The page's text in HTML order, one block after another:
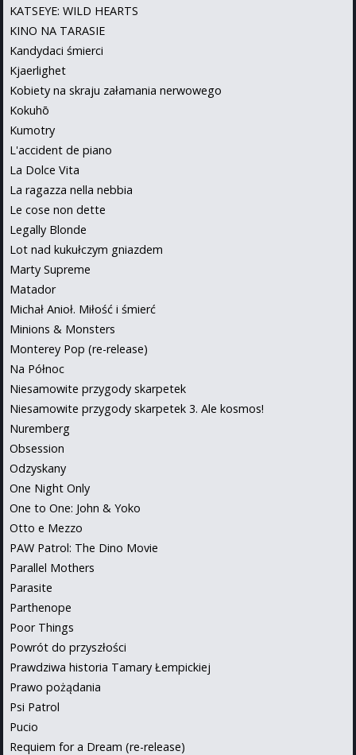
KATSEYE: WILD HEARTS
KINO NA TARASIE
Kandydaci śmierci
Kjaerlighet
Kobiety na skraju załamania nerwowego
Kokuhō
Kumotry
L'accident de piano
La Dolce Vita
La ragazza nella nebbia
Le cose non dette
Legally Blonde
Lot nad kukułczym gniazdem
Marty Supreme
Matador
Michał Anioł. Miłość i śmierć
Minions & Monsters
Monterey Pop (re-release)
Na Północ
Niesamowite przygody skarpetek
Niesamowite przygody skarpetek 3. Ale kosmos!
Nuremberg
Obsession
Odzyskany
One Night Only
One to One: John & Yoko
Otto e Mezzo
PAW Patrol: The Dino Movie
Parallel Mothers
Parasite
Parthenope
Poor Things
Powrót do przyszłości
Prawdziwa historia Tamary Łempickiej
Prawo pożądania
Psi Patrol
Pucio
Requiem for a Dream (re-release)